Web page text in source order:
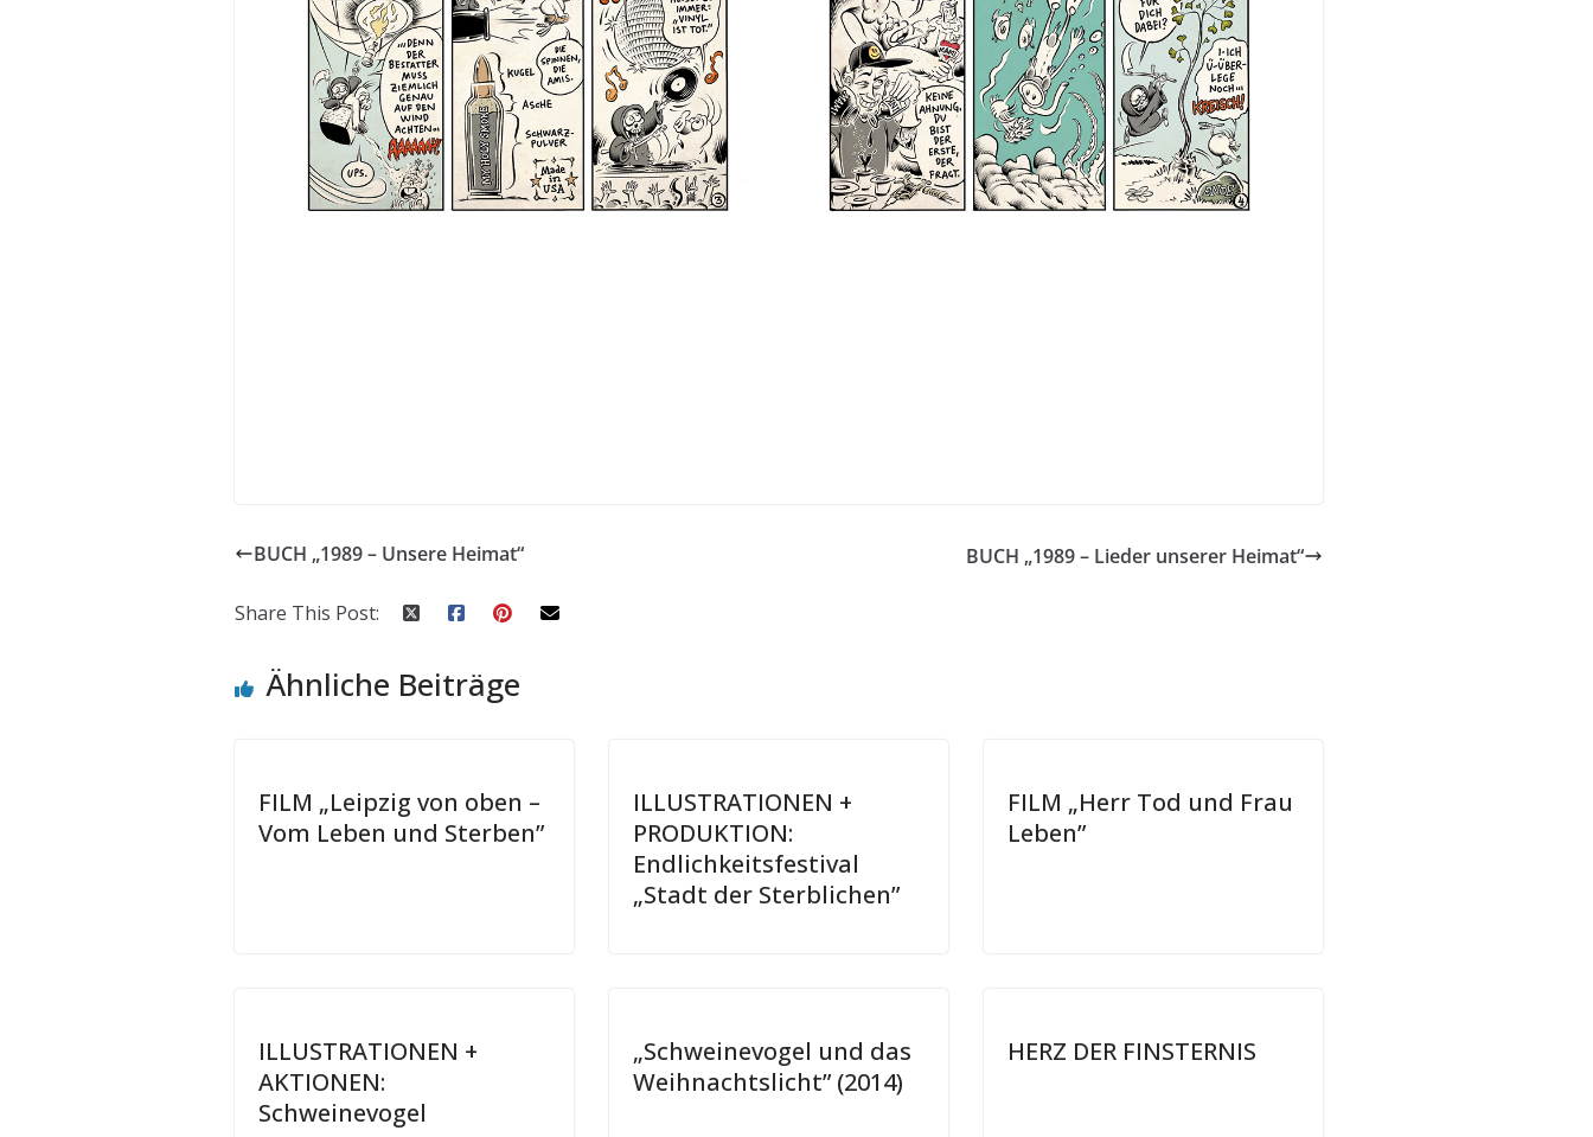
BUCH „1989 – Unsere Heimat“ BUCH „1989 – Lieder unserer Heimat“
Share This Post:
Ähnliche Beiträge
FILM „Leipzig von oben –
Vom Leben und Sterben”
ILLUSTRATIONEN +
PRODUKTION:
Endlichkeitsfestival
„Stadt der Sterblichen”
FILM „Herr Tod und Frau
Leben”
ILLUSTRATIONEN +
AKTIONEN:
Schweinevogel
„Schweinevogel und das
Weihnachtslicht” (2014)
HERZ DER FINSTERNIS